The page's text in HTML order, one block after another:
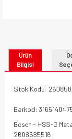
Ürün
Bilgisi
Stok Kodu:
Barkod:
Bosch - HSS-G
2608585516